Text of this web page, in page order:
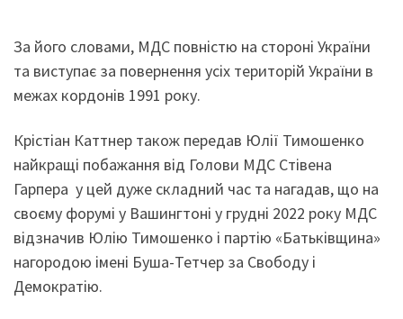
За його словами, МДС повністю на стороні України
та виступає за повернення усіх територій України в
межах кордонів 1991 року.
Крістіан Каттнер також передав Юлії Тимошенко
найкращі побажання від Голови МДС Стівена
Гарпера у цей дуже складний час та нагадав, що на
своєму форумі у Вашингтоні у грудні 2022 року МДС
відзначив Юлію Тимошенко і партію «Батьківщина»
нагородою імені Буша-Тетчер за Свободу і
Демократію.